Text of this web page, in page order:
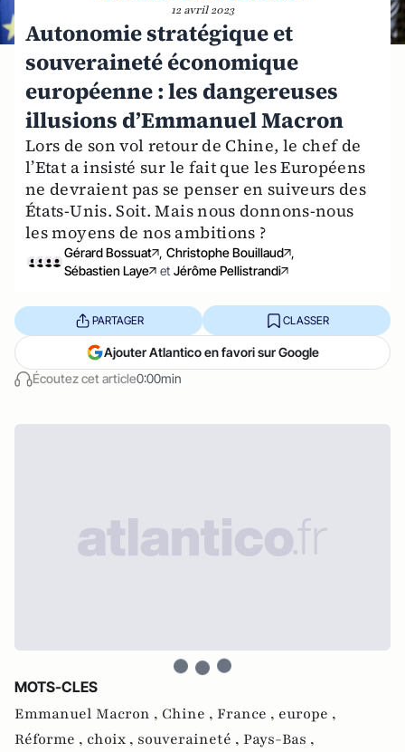
12 avril 2023
Autonomie stratégique et
souveraineté économique
européenne : les dangereuses
illusions d’Emmanuel Macron
Lors de son vol retour de Chine, le chef de
l’Etat a insisté sur le fait que les Européens
ne devraient pas se penser en suiveurs des
États-Unis. Soit. Mais nous donnons-nous
les moyens de nos ambitions ?
Gérard Bossuat , Christophe Bouillaud ,
Sébastien Laye
et Jérôme Pellistrandi
Écoutez cet article0:00min
PARTAGER CLASSER
Ajouter Atlantico en favori sur Google
MOTS-CLES
Emmanuel Macron , Chine , France , europe ,
Réforme , choix , souveraineté , Pays-Bas ,